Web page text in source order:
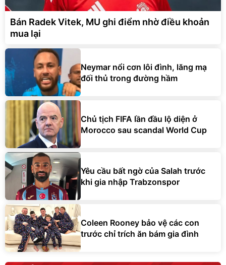
Bán Radek Vitek, MU ghi điểm nhờ điều khoản
mua lại
Neymar nổi cơn lôi đình, lăng mạ
đối thủ trong đường hầm
Chủ tịch FIFA lần đầu lộ diện ở
Morocco sau scandal World Cup
Yêu cầu bất ngờ của Salah trước
khi gia nhập Trabzonspor
Coleen Rooney bảo vệ các con
trước chỉ trích ăn bám gia đình